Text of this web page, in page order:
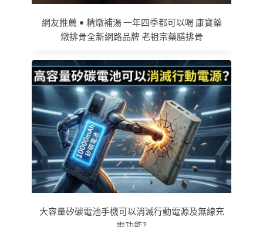
網友推薦 • 精燉補湯 一年四季都可以喝 康寶藥
燉排骨全新網路品牌 老祖宗藥膳排骨
大容量矽碳電池手機可以消滅行動電源及無線充